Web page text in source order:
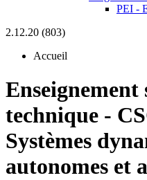
PEI -
2.12.20 (803)
Accueil
technique -
Systèmes
autonomes et